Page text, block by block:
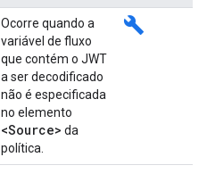
Ocorre quando a
variável de fluxo
que contém o JWT
a ser decodificado
não é especificada
no elemento
<Source> da
política.
build